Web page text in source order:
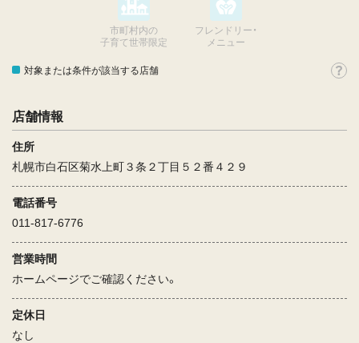
市町村内の
子育て世帯限定
フレンドリー・
メニュー
対象または条件が該当する店舗
店舗情報
住所
札幌市白石区菊水上町３条２丁目５２番４２９
電話番号
011-817-6776
営業時間
ホームページでご確認ください。
定休日
なし